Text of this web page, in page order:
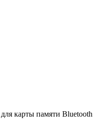
карты памяти